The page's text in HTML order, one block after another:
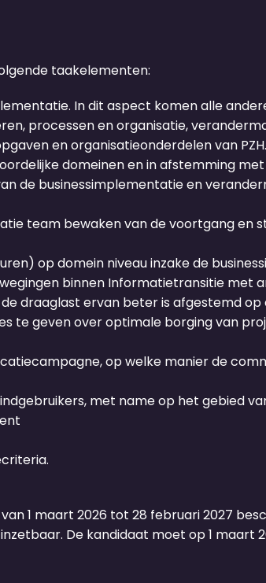
taakelementen:
In dit aspect komen alle
processen en organisatie,
en organisatieonderdelen van
domeinen en in afstemming
de businessimplementatie en
team bewaken van de voortgang en
op domein niveau inzake de
binnen Informatietransitie met
draaglast ervan beter is afgestemd
te geven over optimale borging van
op welke manier de
met name op het gebied
1 maart 2026 tot 28 februari 2027
De kandidaat moet op 1